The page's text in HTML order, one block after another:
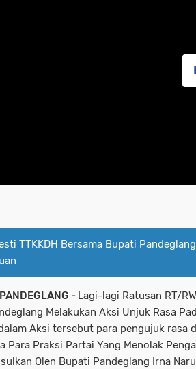
TTKKDH Bersama Bupati Pandeglang
- Lagi-lagi Ratusan RT/
Melakukan Aksi Unjuk Rasa
Aksi tersebut para pengujuk rasa
Para Praksi Partai Yang Menolak
Olen Bupati Pandeglang Irna